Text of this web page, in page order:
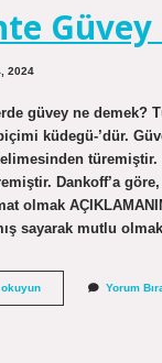
2024
güvey ne demek?
küdegü-’dür.
Dankoff’a
olmak
sayarak mutlu
okuyunTarihte
Güvey
Yorum